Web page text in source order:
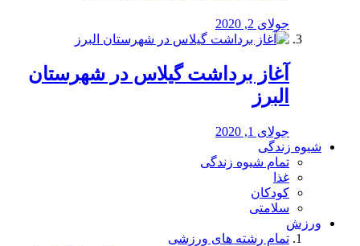
جولای 2, 2020
آغاز برداشت گیلاس در شهرستان
البرز
جولای 1, 2020
شیوه زندگی
تمام شیوه زندگی
غذا
کودکان
سلامتی
ورزش
تمام رشته های ورزشی